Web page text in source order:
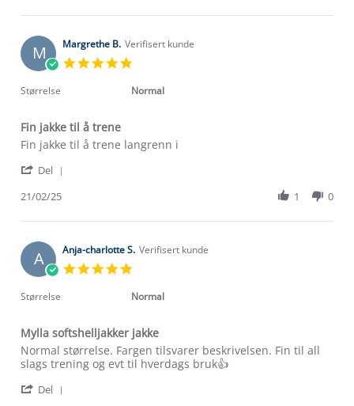
Mar
Lizabeth
on
14
Mar
M Margrethe B. Verifisert kunde
rating
Størrelse Normal
Fin jakke til å trene
Review
Margrethe
on
Feb
review
Fin
til
trene
Fin jakke til å trene langrenn i
Del
Margrethe
on
21
Feb
21/02/25 1 0
A Anja-charlotte S. Verifisert kunde
rating
Størrelse Normal
Mylla softshelljakker jakke
Review
by
charlotte
review
stating
softshelljakker
Normal størrelse. Fargen tilsvarer beskrivelsen. Fin til all
slags trening og evt til hverdags bruk👍
Del
Kundeservice
Kontakt oss
Konkurransevinnere
Kundeklubb
Verdigrunnlag
Klima og miljø
Dyreetikk
1% til samfunnet
Dette trenger du til barnehagen
Gravidklær